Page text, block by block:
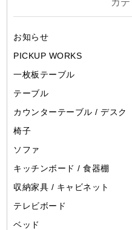
お知らせ
PICKUP WORKS
一枚板テーブル
テーブル
カウンターテーブル / デスク
椅子
ソファ
キッチンボード / 食器棚
収納家具 / キャビネット
テレビボード
ベッド